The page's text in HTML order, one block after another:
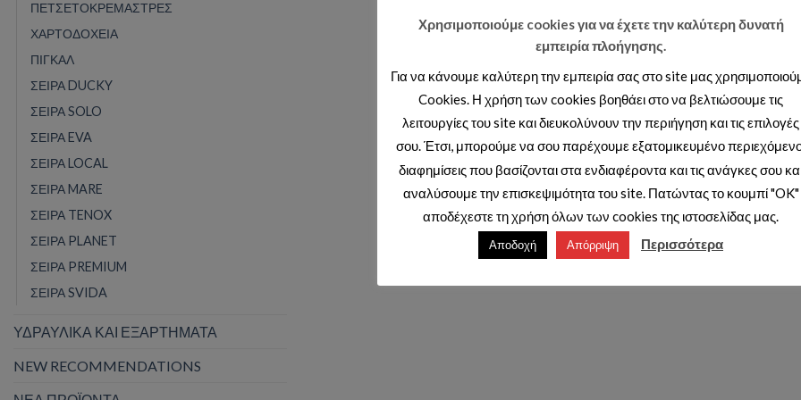
ΠΕΤΣΕΤΟΚΡΕΜΑΣΤΡΕΣ
ΧΑΡΤΟΔΟΧΕΙΑ
ΠΙΓΚΑΛ
ΣΕΙΡΑ DUCKY
ΣΕΙΡΑ SOLO
ΣΕΙΡΑ EVA
ΣΕΙΡΑ LOCAL
ΣΕΙΡΑ MARE
ΣΕΙΡΑ TENOX
ΣΕΙΡΑ PLANET
ΣΕΙΡΑ PREMIUM
ΣΕΙΡΑ SVIDA
ΥΔΡΑΥΛΙΚΑ ΚΑΙ ΕΞΑΡΤΗΜΑΤΑ
NEW RECOMMENDATIONS
Χρησιμοποιούμε cookies για να έχετε την καλύτερη δυνατή
εμπειρία πλοήγησης.
Για να κάνουμε καλύτερη την εμπειρία σας στο site μας
Cookies. Η χρήση των cookies βοηθάει στο να βελτιώσουμε τις
λειτουργίες του site και διευκολύνουν την περιήγηση και τις επιλογές
σου. Έτσι, μπορούμε να σου παρέχουμε εξατομικευμένο
διαφημίσεις που βασίζονται στα ενδιαφέροντα και τις ανάγκες σου
αναλύσουμε την επισκεψιμότητα του site. Πατώντας το κουμπί "OK"
αποδέχεστε τη χρήση όλων των cookies της ιστοσελίδας μας.
Αποδοχή Απόρριψη Περισσότερα